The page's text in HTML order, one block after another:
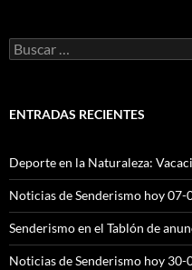
Buscar:
ENTRADAS RECIENTES
Deporte en la Naturaleza:
Noticias de Senderismo hoy 07-
Senderismo en el Tablón de
Noticias de Senderismo hoy 30-